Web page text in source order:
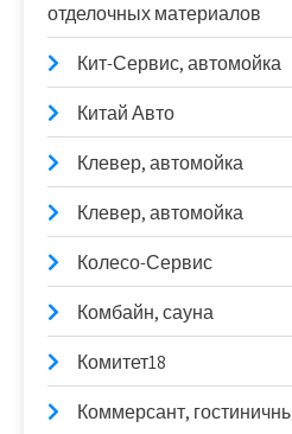
отделочных материалов
Кит-Сервис, автомойка
Китай Авто
Клевер, автомойка
Клевер, автомойка
Колесо-Сервис
Комбайн, сауна
Комитет18
Коммерсант,